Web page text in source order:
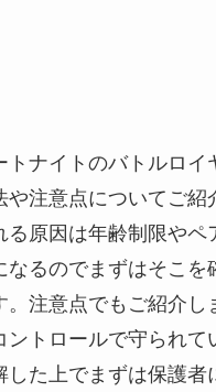
トナイトのバトルロイ
や注意点についてご紹
る原因は年齢制限やペ
なるのでまずはそこを
。注意点でもご紹介し
ントロールで守られて
した上でまずは保護者